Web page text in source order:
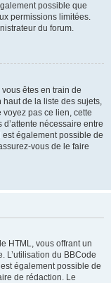
possible que
permissions limitées.
du forum.
êtes en train de
de la liste des sujets,
pas ce lien, cette
nécessaire entre
est également possible de
vous de le faire
HTML, vous offrant un
L’utilisation du BBCode
également possible de
de rédaction. Le